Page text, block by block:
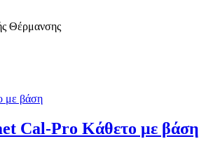
Θέρμανσης
Cal-Pro Κάθετο με βάση